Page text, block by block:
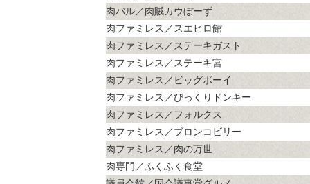
肉バル／肉賊カウぼーず
肉ファミレス／スエヒロ館
肉ファミレス／ステーキガスト
肉ファミレス／ステーキ宮
肉ファミレス／ビッグボーイ
肉ファミレス／びっくりドンキー
肉ファミレス／フォルクス
肉ファミレス／ブロンコビリー
肉ファミレス／肉の万世
肉専門／ふくふく食堂